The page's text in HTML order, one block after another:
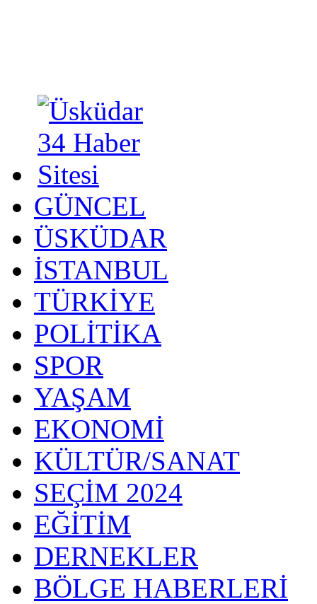
GÜNCEL
ÜSKÜDAR
İSTANBUL
TÜRKİYE
POLİTİKA
SPOR
YAŞAM
EKONOMİ
KÜLTÜR/SANAT
SEÇİM 2024
EĞİTİM
DERNEKLER
BÖLGE HABERLERİ